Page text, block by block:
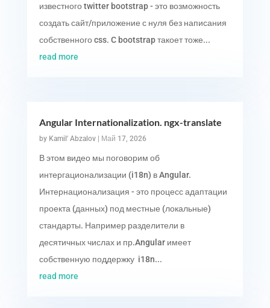
известного twitter bootstrap - это возможность
создать сайт/приложение с нуля без написания
собственного css. C bootstrap такоет тоже...
read more
Angular Internationalization. ngx-translate
by Kamil' Abzalov| Май 17, 2026
В этом видео мы поговорим об
интергационализации (i18n) в Angular.
Интернационализация - это процесс адаптации
проекта (данных) под местные (локальные)
стандарты. Например разделители в
десятичных числах и пр.Angular имеет
собственную поддержку i18n...
read more